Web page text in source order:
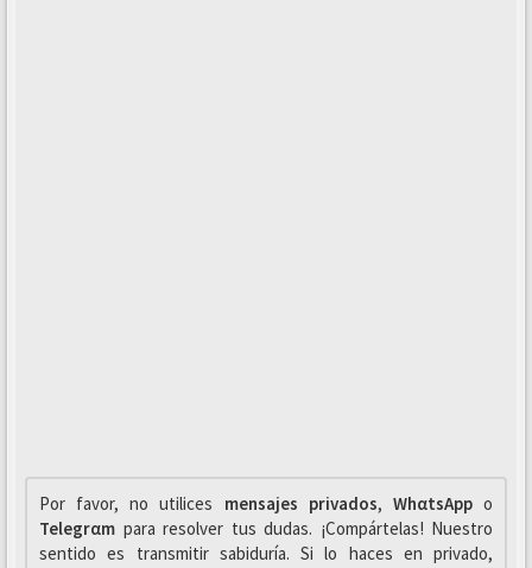
Por favor, no utilices mensajes privados, WhαtsAppo
Telegrαm para resolver tus dudas. ¡Compártelas! Nuestro
sentido es transmitir sabiduría. Si lo haces en privado,